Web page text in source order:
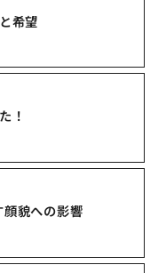
希望
！
貌への影響